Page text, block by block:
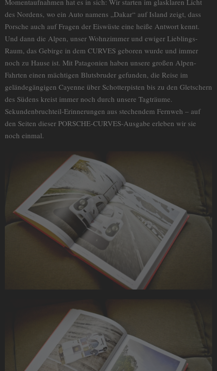
des Nordens, wo ein Auto namens „Dakar“ auf Island zeigt, dass
Porsche auch auf Fragen der Eiswüste eine heiße Antwort kennt.
Und dann die Alpen, unser Wohnzimmer und ewiger Lieblings-
Raum, das Gebirge in dem CURVES geboren wurde und immer
noch zu Hause ist. Mit Patagonien haben unsere großen Alpen-
Fahrten einen mächtigen Blutsbruder gefunden, die Reise im
geländegängigen Cayenne über Schotterpisten bis zu den Gletschern
des Südens kreist immer noch durch unsere Tagträume.
Sekundenbruchteil-Erinnerungen aus stechendem Fernweh – auf
den Seiten dieser PORSCHE-CURVES-Ausgabe erleben wir sie
noch einmal.